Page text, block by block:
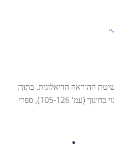
פ' (1990). מהי שיטת ההוראה הדיאלוגית. בתוך:
פדגוגיה של שחרור: דיאלוגים של שינוי בחינוך (עמ' 105-126), ספרי